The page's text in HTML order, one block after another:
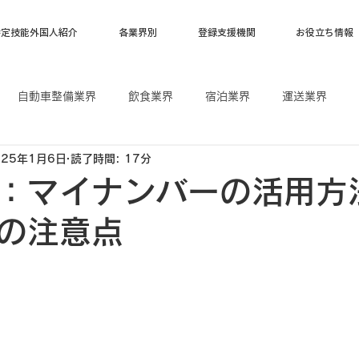
技能外国人紹介 各業界別 登録支援機関 お役立ち情報
自動車整備業界 飲食業界 宿泊業界 運送業界
漁業 ベトナム
マイナンバーの活用方
注意点
年1月6日 読了時間: 17分